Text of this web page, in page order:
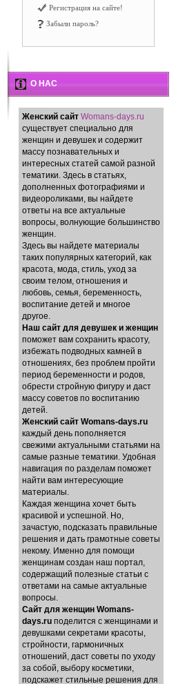
Регистрация на сайте!
Забыли пароль?
О НАС
Женский сайт Womans-days.ru
существует специально для
женщин и девушек и содержит
массу познавательных и
интересных статей самой разной
тематики. Здесь в статьях,
дополненных фотографиями и
видеороликами, вы найдете
ответы на все актуальные
вопросы, волнующие большинство
женщин.
Здесь вы найдете материалы
таких популярных категорий, как
красота, мода, стиль, уход за
своим телом, отношения и
любовь, семья, беременность,
воспитание детей и многое
другое.
Наш сайт для девушек и женщин
поможет вам сохранить красоту,
избежать подводных камней в
отношениях, без проблем пройти
период беременности и родов,
обрести стройную фигуру и даст
массу советов по воспитанию
детей.
Женский сайт Womans-days.ru
каждый день пополняется
свежими актуальными статьями на
самые разные тематики. Удобная
навигация по разделам поможет
найти вам интересующие
материалы.
Каждая женщина хочет быть
красивой и успешной. Но,
зачастую, подсказать правильные
решения и дать грамотные советы
некому. Именно для помощи
женщинам создан наш портал,
содержащий полезные статьи с
ответами на самые актуальные
вопросы.
Cайт для женщин Womans-
days.ru поделится с женщинами и
девушками секретами красоты,
стройности, гармоничных
отношений, даст советы по уходу
за собой, выбору косметики,
подскажет стильные решения для